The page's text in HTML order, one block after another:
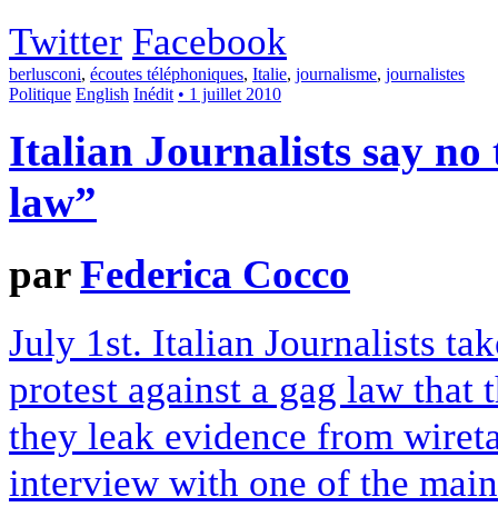
Twitter Facebook
berlusconi, écoutes téléphoniques, Italie, journalisme, journalistes
Politique English Inédit • 1 juillet 2010
Italian Journalists say no
law”
parFederica Cocco
July 1st. Italian Journalists
protest against a gag law that
they leak evidence from
interview with one of the